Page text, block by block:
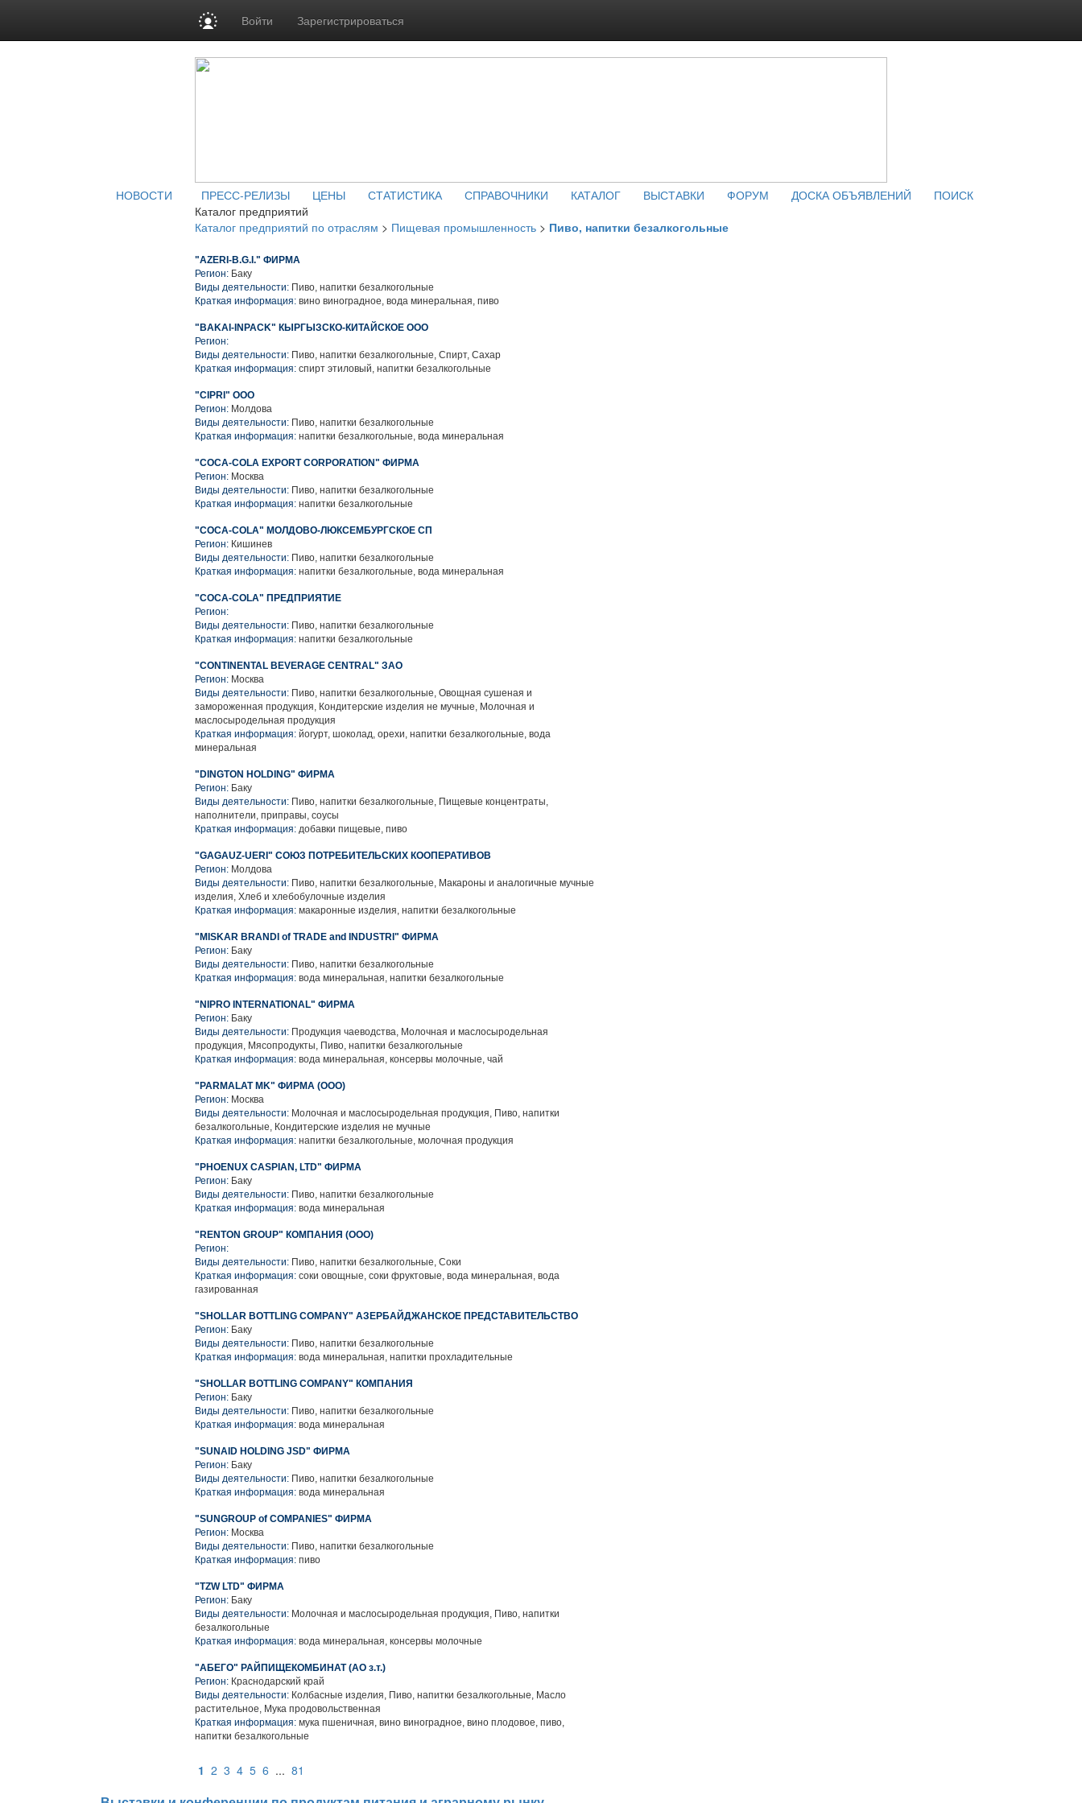
Войти Зарегистрироваться
НОВОСТИ ПРЕСС-РЕЛИЗЫ ЦЕНЫ СТАТИСТИКА СПРАВОЧНИКИ КАТАЛОГ ВЫСТАВКИ ФОРУМ ДОСКА ОБЪЯВЛЕНИЙ
ПОИСК
Каталог предприятий
Каталог предприятий по отраслям > Пищевая промышленность > Пиво, напитки безалкогольные
"AZERI-B.G.I." ФИРМА
Регион: Баку
Виды деятельности: Пиво, напитки безалкогольные
Краткая информация: вино виноградное, вода минеральная, пиво
"BAKAI-INPACK" КЫРГЫЗСКО-КИТАЙСКОЕ ООО
Регион:
Виды деятельности: Пиво, напитки безалкогольные, Спирт, Сахар
Краткая информация: спирт этиловый, напитки безалкогольные
"CIPRI" ООО
Регион: Молдова
Виды деятельности: Пиво, напитки безалкогольные
Краткая информация: напитки безалкогольные, вода минеральная
"COCA-COLA EXPORT CORPORATION" ФИРМА
Регион: Москва
Виды деятельности: Пиво, напитки безалкогольные
Краткая информация: напитки безалкогольные
"COCA-COLA" МОЛДОВО-ЛЮКСЕМБУРГСКОЕ СП
Регион: Кишинев
Виды деятельности: Пиво, напитки безалкогольные
Краткая информация: напитки безалкогольные, вода минеральная
"COCA-COLA" ПРЕДПРИЯТИЕ
Регион:
Виды деятельности: Пиво, напитки безалкогольные
Краткая информация: напитки безалкогольные
"CONTINENTAL BEVERAGE CENTRAL" ЗАО
Регион: Москва
Виды деятельности: Пиво, напитки безалкогольные, Овощная сушеная и
замороженная продукция, Кондитерские изделия не мучные, Молочная и
маслосыродельная продукция
Краткая информация: йогурт, шоколад, орехи, напитки безалкогольные, вода
минеральная
"DINGTON HOLDING" ФИРМА
Регион: Баку
Виды деятельности: Пиво, напитки безалкогольные, Пищевые концентраты,
наполнители, приправы, соусы
Краткая информация: добавки пищевые, пиво
"GAGAUZ-UERI" СОЮЗ ПОТРЕБИТЕЛЬСКИХ КООПЕРАТИВОВ
Регион: Молдова
Виды деятельности: Пиво, напитки безалкогольные, Макароны и аналогичные мучные
изделия, Хлеб и хлебобулочные изделия
Краткая информация: макаронные изделия, напитки безалкогольные
"MISKAR BRANDI of TRADE and INDUSTRI" ФИРМА
Регион: Баку
Виды деятельности: Пиво, напитки безалкогольные
Краткая информация: вода минеральная, напитки безалкогольные
"NIPRO INTERNATIONAL" ФИРМА
Регион: Баку
Виды деятельности: Продукция чаеводства, Молочная и маслосыродельная
продукция, Мясопродукты, Пиво, напитки безалкогольные
Краткая информация: вода минеральная, консервы молочные, чай
"PARMALAT MK" ФИРМА (ООО)
Регион: Москва
Виды деятельности: Молочная и маслосыродельная продукция, Пиво, напитки
безалкогольные, Кондитерские изделия не мучные
Краткая информация: напитки безалкогольные, молочная продукция
"PHOENUX CASPIAN, LTD" ФИРМА
Регион: Баку
Виды деятельности: Пиво, напитки безалкогольные
Краткая информация: вода минеральная
"RENTON GROUP" КОМПАНИЯ (ООО)
Регион:
Виды деятельности: Пиво, напитки безалкогольные, Соки
Краткая информация: соки овощные, соки фруктовые, вода минеральная, вода
газированная
"SHOLLAR BOTTLING COMPANY" АЗЕРБАЙДЖАНСКОЕ ПРЕДСТАВИТЕЛЬСТВО
Регион: Баку
Виды деятельности: Пиво, напитки безалкогольные
Краткая информация: вода минеральная, напитки прохладительные
"SHOLLAR BOTTLING COMPANY" КОМПАНИЯ
Регион: Баку
Виды деятельности: Пиво, напитки безалкогольные
Краткая информация: вода минеральная
"SUNAID HOLDING JSD" ФИРМА
Регион: Баку
Виды деятельности: Пиво, напитки безалкогольные
Краткая информация: вода минеральная
"SUNGROUP of COMPANIES" ФИРМА
Регион: Москва
Виды деятельности: Пиво, напитки безалкогольные
Краткая информация: пиво
"TZW LTD" ФИРМА
Регион: Баку
Виды деятельности: Молочная и маслосыродельная продукция, Пиво, напитки
безалкогольные
Краткая информация: вода минеральная, консервы молочные
"АБЕГО" РАЙПИЩЕКОМБИНАТ (АО з.т.)
Регион: Краснодарский край
Виды деятельности: Колбасные изделия, Пиво, напитки безалкогольные, Масло
растительное, Мука продовольственная
Краткая информация: мука пшеничная, вино виноградное, вино плодовое, пиво,
напитки безалкогольные
1 2 3 4 5 6 ... 81